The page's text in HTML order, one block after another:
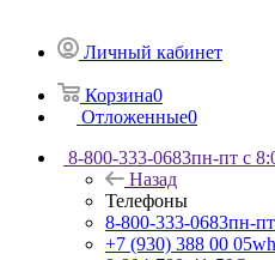
Личный кабинет
Корзина0
Отложенные0
8-800-333-0683пн-пт с
Назад
Телефоны
8-800-333-0683пн-
+7 (930) 388 00 05